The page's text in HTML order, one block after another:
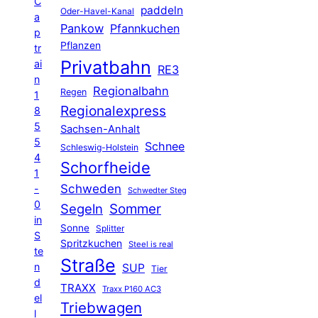
a
p
tr
ai
n
1
8
5
5
4
1
-
0
in
S
te
n
d
el
l
Oder-Havel-Kanal paddeln
Pankow Pfannkuchen
Pflanzen
Privatbahn RE3
Regen Regionalbahn
Regionalexpress
Sachsen-Anhalt
Schleswig-Holstein Schnee
Schorfheide
Schweden Schwedter Steg
Segeln Sommer
Sonne Splitter
Spritzkuchen Steel is real
Straße SUP Tier
TRAXX Traxx P160 AC3
Triebwagen